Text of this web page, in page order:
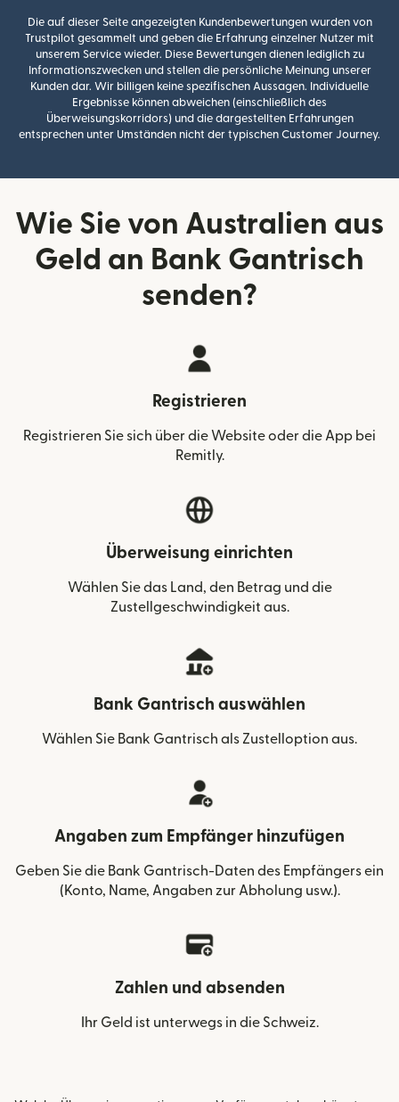
Die auf dieser Seite angezeigten Kundenbewertungen wurden von
Trustpilot gesammelt und geben die Erfahrung einzelner Nutzer mit
unserem Service wieder. Diese Bewertungen dienen lediglich zu
Informationszwecken und stellen die persönliche Meinung unserer
Kunden dar. Wir billigen keine spezifischen Aussagen. Individuelle
Ergebnisse können abweichen (einschließlich des
Überweisungskorridors) und die dargestellten Erfahrungen
entsprechen unter Umständen nicht der typischen Customer Journey.
Wie Sie von Australien aus
Geld an Bank Gantrisch
senden?
Registrieren
Registrieren Sie sich über die Website oder die App bei
Remitly.
Überweisung einrichten
Wählen Sie das Land, den Betrag und die
Zustellgeschwindigkeit aus.
Bank Gantrisch auswählen
Wählen Sie Bank Gantrisch als Zustelloption aus.
Angaben zum Empfänger hinzufügen
Geben Sie die Bank Gantrisch-Daten des Empfängers ein
(Konto, Name, Angaben zur Abholung usw.).
Zahlen und absenden
Ihr Geld ist unterwegs in die Schweiz.